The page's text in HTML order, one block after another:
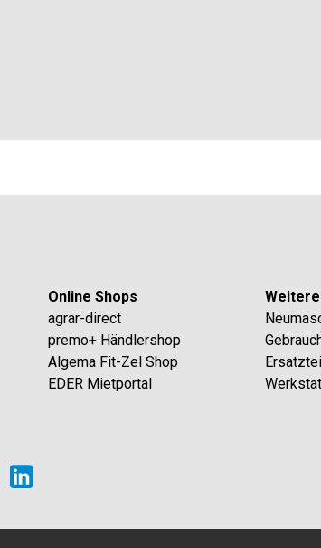
Online Shops
agrar-direct
premo+ Händlershop
Algema Fit-Zel Shop
EDER Mietportal